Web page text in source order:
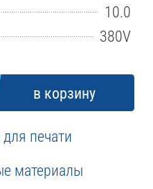
10.0
380V
печати
материалы